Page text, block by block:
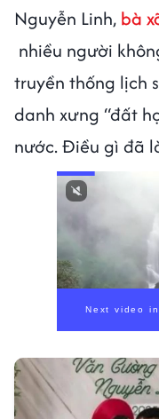
Nguyễn Linh, bà
nhiều người
truyền thống lịch
danh xưng “đất
nước. Điều gì đã
Next video in